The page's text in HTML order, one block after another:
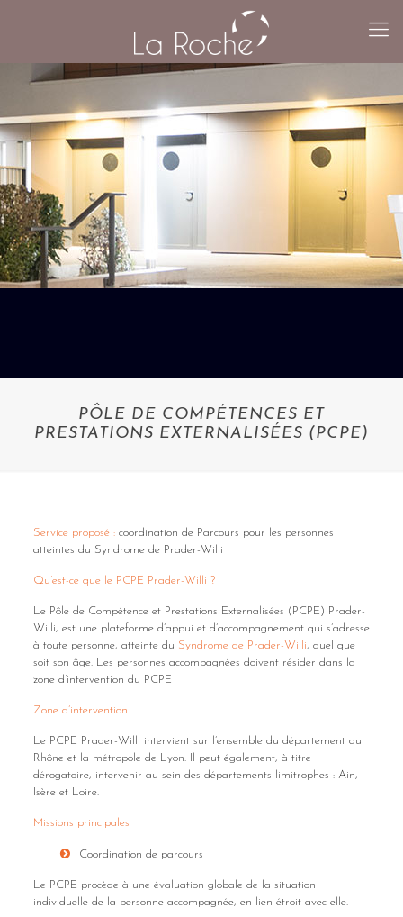
PÔLE DE COMPÉTENCES ET
PRESTATIONS EXTERNALISÉES (PCPE)
Service proposé : coordination de Parcours pour les personnes
atteintes du Syndrome de Prader-Willi
Qu’est-ce que le PCPE Prader-Willi ?
Le Pôle de Compétence et Prestations Externalisées (PCPE) Prader-
Willi, est une plateforme d’appui et d’accompagnement qui s’adresse
à toute personne, atteinte du Syndrome de Prader-Willi, quel que
soit son âge. Les personnes accompagnées doivent résider dans la
zone d’intervention du PCPE
Zone d’intervention
Le PCPE Prader-Willi intervient sur l’ensemble du département du
Rhône et la métropole de Lyon. Il peut également, à titre
dérogatoire, intervenir au sein des départements limitrophes : Ain,
Isère et Loire.
Missions principales
Coordination de parcours
Le PCPE procède à une évaluation globale de la situation
individuelle de la personne accompagnée, en lien étroit avec elle.